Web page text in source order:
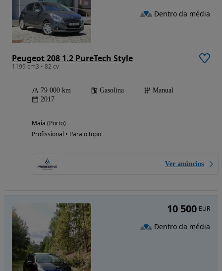
Peugeot 208 1.2 PureTech Style
1199 cm3 • 82 cv
79 000 km Gasolina
Manual
2017
Maia (Porto)
Profissional • Para o topo
Ver anúncios
Dentro da média
10 500 EUR
Dentro da média